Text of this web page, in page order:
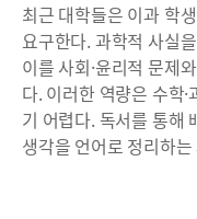
최근 대학들은 이과 학
요구한다. 과학적 사실
이를 사회·윤리적 문제
다. 이러한 역량은 수학
기 어렵다. 독서를 통해
생각을 언어로 정리하